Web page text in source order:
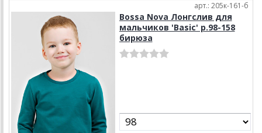
арт.: 205к-161-б
Bossa Nova Лонгслив для
мальчиков 'Basic' р.98-158
бирюза